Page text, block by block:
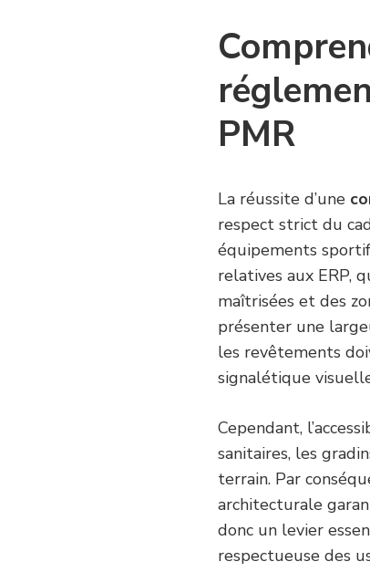
PMR
La réussite d’une
respect strict du
équipements
relatives aux ERP,
maîtrisées et des
présenter une
les revêtements
signalétique
Cependant,
sanitaires, les
terrain. Par
architecturale
donc un levier
respectueuse des